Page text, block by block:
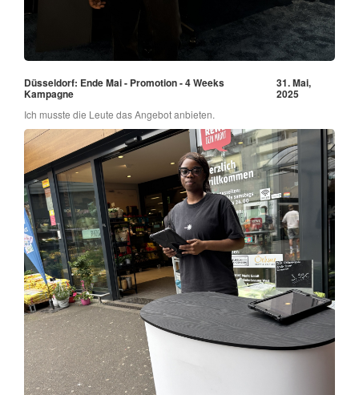
Düsseldorf: Ende Mai - Promotion - 4 Weeks
Kampagne
31. Mai,
2025
Ich musste die Leute das Angebot anbieten.